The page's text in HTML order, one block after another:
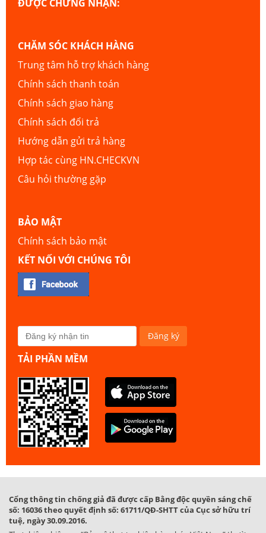
ĐƯỢC CHỨNG NHẬN:
CHĂM SÓC KHÁCH HÀNG
Trung tâm hỗ trợ khách hàng
Chính sách thanh toán
Chính sách giao hàng
Chính sách đổi trả
Hướng dẫn gửi trả hàng
Hợp tác cùng HN.CHECKVN
Câu hỏi thường gặp
BẢO MẬT
Chính sách bảo mật
KẾT NỐI VỚI CHÚNG TÔI
TẢI PHẦN MỀM
Cổng thông tin chống giả đã được cấp Bằng độc quyền sáng chế
số: 16036 theo quyết định số: 61711/QĐ-SHTT của Cục sở hữu trí
tuệ, ngày 30.09.2016.